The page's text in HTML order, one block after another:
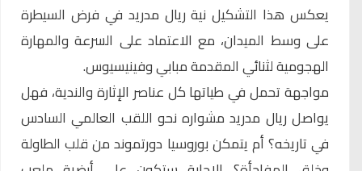
يعكس هذا التشكيل نية ريال مدريد في فرض السيطرة
على وسط الميدان، مع الاعتماد على السرعة والمهارة
الهجومية لثنائي المقدمة مبابي وفينيسيوس.
مواجهة تحمل في طياتها كل عناصر الإثارة والندية، فهل
يواصل ريال مدريد مشواره نحو اللقب العالمي السادس
في تاريخه؟ أم يتمكن بوروسيا دورتموند من قلب الطاولة